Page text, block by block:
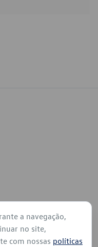
a navegação,
no site,
com nossas políticas